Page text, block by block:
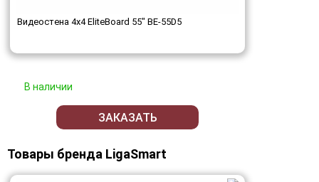
Видеостена 4x4 EliteBoard 55" BE-55D5
В наличии
ЗАКАЗАТЬ
Товары бренда LigaSmart